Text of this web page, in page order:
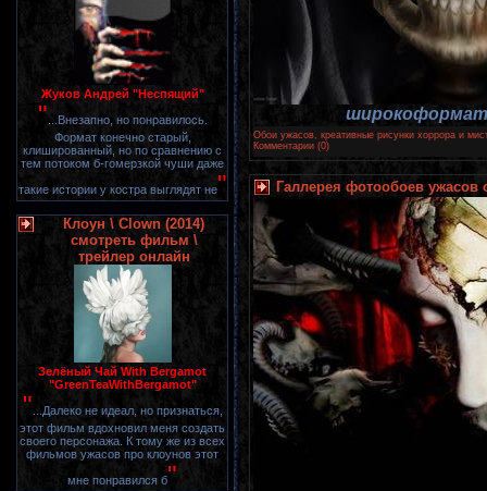
Жуков Андрей "Неспящий"
" ...Внезапно, но понравилось.
Формат конечно старый,
клишированный, но по сравнению с
тем потоком б-гомерзкой чуши даже
такие истории у костра выглядят не"
Клоун \ Clown (2014)
смотреть фильм \
трейлер онлайн
Зелёный Чай With Bergamot
"GreenTeaWithBergamot"
" ...Далеко не идеал, но признаться,
этот фильм вдохновил меня создать
своего персонажа. К тому же из всех
фильмов ужасов про клоунов этот
мне понравился б"
Обои ужасов, креативные рисунки хоррора и
Комментарии (0)
Галлерея фотообоев ужасов